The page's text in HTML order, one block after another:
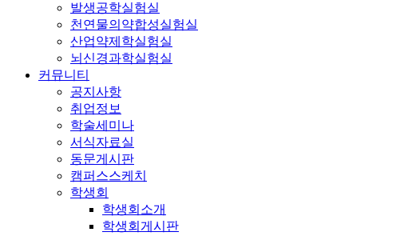
발생공학실험실
천연물의약합성실험실
산업약제학실험실
뇌신경과학실험실
커뮤니티
공지사항
취업정보
학술세미나
서식자료실
동문게시판
캠퍼스스케치
학생회
학생회소개
학생회게시판